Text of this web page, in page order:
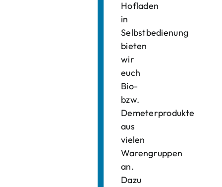
Hofladen
in
Selbstbedienung
bieten
wir
euch
Bio-
bzw.
Demeterprodukte
aus
vielen
Warengruppen
an.
Dazu